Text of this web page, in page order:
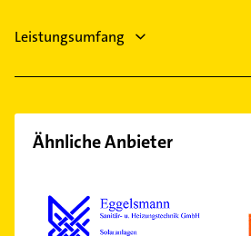
Leistungsumfang
Ähnliche Anbieter